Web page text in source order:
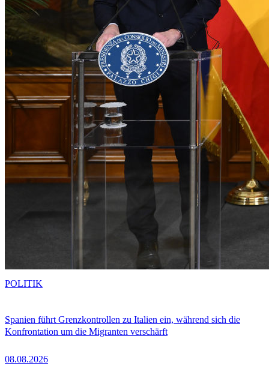
Spanien führt Grenzkontrollen zu Italien ein, während sich die
Konfrontation um die Migranten verschärft
08.08.2026
POLITIK